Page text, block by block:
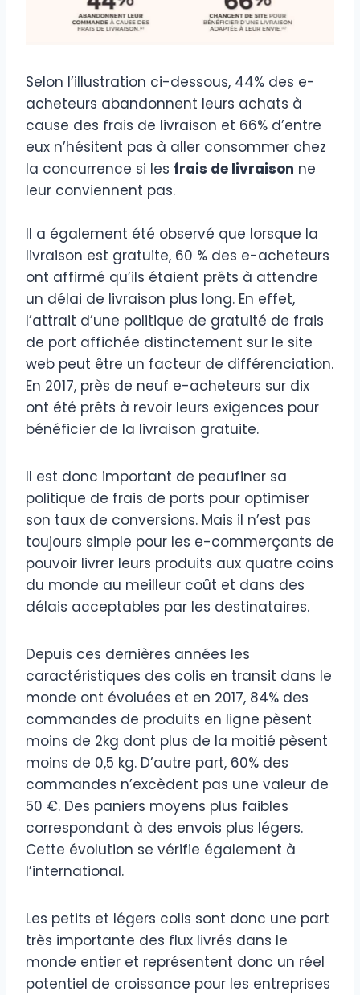
Selon l’illustration ci-dessous, 44% des e-
acheteurs abandonnent leurs achats à
cause des frais de livraison et 66% d’entre
eux n’hésitent pas à aller consommer chez
la concurrence si les frais de livraison ne
leur conviennent pas.
Il a également été observé que lorsque la
livraison est gratuite, 60 % des e-acheteurs
ont affirmé qu’ils étaient prêts à attendre
un délai de livraison plus long. En effet,
l’attrait d’une politique de gratuité de frais
de port affichée distinctement sur le site
web peut être un facteur de différenciation.
En 2017, près de neuf e-acheteurs sur dix
ont été prêts à revoir leurs exigences pour
bénéficier de la livraison gratuite.
Il est donc important de peaufiner sa
politique de frais de ports pour optimiser
son taux de conversions. Mais il n’est pas
toujours simple pour les e-commerçants de
pouvoir livrer leurs produits aux quatre coins
du monde au meilleur coût et dans des
délais acceptables par les destinataires.
Depuis ces dernières années les
caractéristiques des colis en transit dans le
monde ont évoluées et en 2017, 84% des
commandes de produits en ligne pèsent
moins de 2kg dont plus de la moitié pèsent
moins de 0,5 kg. D’autre part, 60% des
commandes n’excèdent pas une valeur de
50 €. Des paniers moyens plus faibles
correspondant à des envois plus légers.
Cette évolution se vérifie également à
l’international.
Les petits et légers colis sont donc une part
très importante des flux livrés dans le
monde entier et représentent donc un réel
potentiel de croissance pour les entreprises